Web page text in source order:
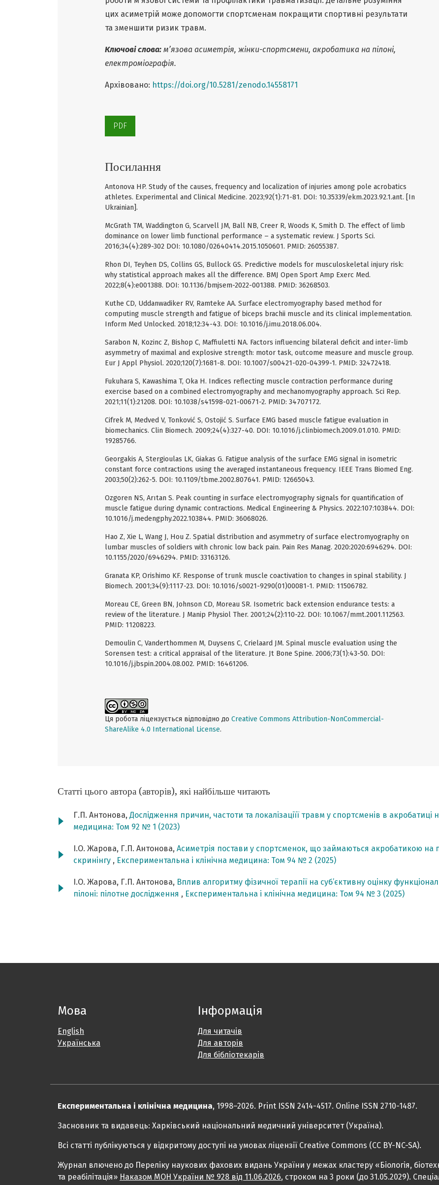
цих асиметрій може допомогти спортсменам покращити спортивні результати
та зменшити ризик травм.
Ключові слова: м’язова асиметрія, жінки-спортсмени, акробатика на пілоні,
електроміографія.
Архівовано: https://doi.org/10.5281/zenodo.14558171
PDF
Посилання
Antonova HP. Study of the causes, frequency and localization of injuries among pole acrobatics
athletes. Experimental and Clinical Medicine. 2023;92(1):71-81. DOI: 10.35339/ekm.2023.92.1.ant. [In
Ukrainian].
McGrath TM, Waddington G, Scarvell JM, Ball NB, Creer R, Woods K, Smith D. The effect of limb
dominance on lower limb functional performance – a systematic review. J Sports Sci.
2016;34(4):289-302 DOI: 10.1080/02640414.2015.1050601. PMID: 26055387.
Rhon DI, Teyhen DS, Collins GS, Bullock GS. Predictive models for musculoskeletal injury risk:
why statistical approach makes all the difference. BMJ Open Sport Amp Exerc Med.
2022;8(4):e001388. DOI: 10.1136/bmjsem-2022-001388. PMID: 36268503.
Kuthe CD, Uddanwadiker RV, Ramteke AA. Surface electromyography based method for
computing muscle strength and fatigue of biceps brachii muscle and its clinical implementation.
Inform Med Unlocked. 2018;12:34-43. DOI: 10.1016/j.imu.2018.06.004.
Sarabon N, Kozinc Z, Bishop C, Maffiuletti NA. Factors influencing bilateral deficit and inter-limb
asymmetry of maximal and explosive strength: motor task, outcome measure and muscle group.
Eur J Appl Physiol. 2020;120(7):1681-8. DOI: 10.1007/s00421-020-04399-1. PMID: 32472418.
Fukuhara S, Kawashima T, Oka H. Indices reflecting muscle contraction performance during
exercise based on a combined electromyography and mechanomyography approach. Sci Rep.
2021;11(1):21208. DOI: 10.1038/s41598-021-00671-2. PMID: 34707172.
Cifrek M, Medved V, Tonković S, Ostojić S. Surface EMG based muscle fatigue evaluation in
biomechanics. Clin Biomech. 2009;24(4):327-40. DOI: 10.1016/j.clinbiomech.2009.01.010. PMID:
19285766.
Georgakis A, Stergioulas LK, Giakas G. Fatigue analysis of the surface EMG signal in isometric
constant force contractions using the averaged instantaneous frequency. IEEE Trans Biomed Eng.
2003;50(2):262-5. DOI: 10.1109/tbme.2002.807641. PMID: 12665043.
Ozgoren NS, Arıtan S. Peak counting in surface electromyography signals for quantification of
muscle fatigue during dynamic contractions. Medical Engineering & Physics. 2022:107:103844. DOI:
10.1016/j.medengphy.2022.103844. PMID: 36068026.
Hao Z, Xie L, Wang J, Hou Z. Spatial distribution and asymmetry of surface electromyography on
lumbar muscles of soldiers with chronic low back pain. Pain Res Manag. 2020:2020:6946294. DOI:
10.1155/2020/6946294. PMID: 33163126.
Granata KP, Orishimo KF. Response of trunk muscle coactivation to changes in spinal stability. J
Biomech. 2001;34(9):1117-23. DOI: 10.1016/s0021-9290(01)00081-1. PMID: 11506782.
Moreau CE, Green BN, Johnson CD, Moreau SR. Isometric back extension endurance tests: a
review of the literature. J Manip Physiol Ther. 2001;24(2):110-22. DOI: 10.1067/mmt.2001.112563.
PMID: 11208223.
Demoulin C, Vanderthommen M, Duysens C, Crielaard JM. Spinal muscle evaluation using the
Sorensen test: a critical appraisal of the literature. Jt Bone Spine. 2006;73(1):43-50. DOI:
10.1016/j.jbspin.2004.08.002. PMID: 16461206.
Ця робота ліцензується відповідно до Creative Commons Attribution-NonCommercial-
ShareAlike 4.0 International License.
Статті цього автора (авторів), які найбільше читають
Г.П. Антонова, Дослідження причин, частоти та локалізаціїї травм у спортсменів в акробатиці
медицина: Том 92 № 1 (2023)
І.О. Жарова, Г.П. Антонова, Асиметрія постави у спортсменок, що займаються акробатикою на
скринінгу , Експериментальна і клінічна медицина: Том 94 № 2 (2025)
І.О. Жарова, Г.П. Антонова, Вплив алгоритму фізичної терапії на суб’єктивну оцінку
пілоні: пілотне дослідження , Експериментальна і клінічна медицина: Том 94 № 3 (2025)
Мова
English
Українська
Інформація
Для читачів
Для авторів
Для бібліотекарів
Експериментальна і клінічна медицина, 1998–2026. Print ISSN 2414-4517. Online ISSN 2710-1487.
Засновник та видавець: Харківський національний медичний університет (Україна).
Всі статті публікуються у відкритому доступі на умовах ліцензії Creative Commons (CC BY-NC-SA).
Журнал влючено до Переліку наукових фахових видань України у межах кластеру «Біологія,
та реабілітація» Наказом МОН України № 928 від 11.06.2026, строком на 3 роки (до 31.05.2029).